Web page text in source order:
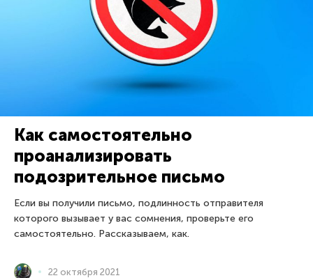
Как самостоятельно
проанализировать
подозрительное письмо
Если вы получили письмо, подлинность отправителя
которого вызывает у вас сомнения, проверьте его
самостоятельно. Рассказываем, как.
22 октября 2021